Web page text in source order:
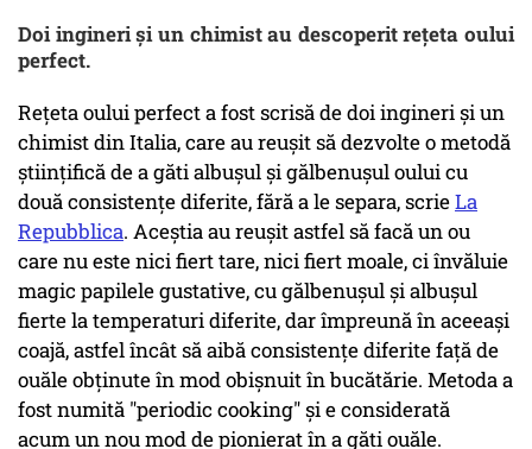
Doi ingineri și un chimist au descoperit reţeta oului
perfect.
Rețeta oului perfect a fost scrisă de doi ingineri și un
chimist din Italia, care au reușit să dezvolte o metodă
științifică de a găti albușul și gălbenuşul oului cu
două consistențe diferite, fără a le separa, scrieLa
Repubblica. Aceștia au reușit astfel să facă un ou
care nu este nici fiert tare, nici fiert moale, ci învăluie
magic papilele gustative, cu gălbenuşul şi albuşul
fierte la temperaturi diferite, dar împreună în aceeaşi
coajă, astfel încât să aibă consistenţe diferite faţă de
ouăle obţinute în mod obişnuit în bucătărie. Metoda a
fost numită "periodic cooking" și e considerată
acum un nou mod de pionierat în a găti ouăle.